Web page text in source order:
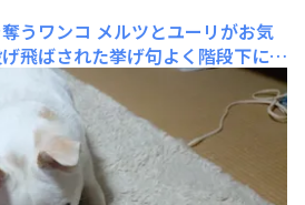
うワンコ メルツとユーリがお気
飛ばされた挙げ句よく階段下に落
けたときにちょいちょいシンノス
ヤツで釣って取り返してたけど
とオモチャ盗られると思って返し
いうかお前が盗っとるんやがな🤣